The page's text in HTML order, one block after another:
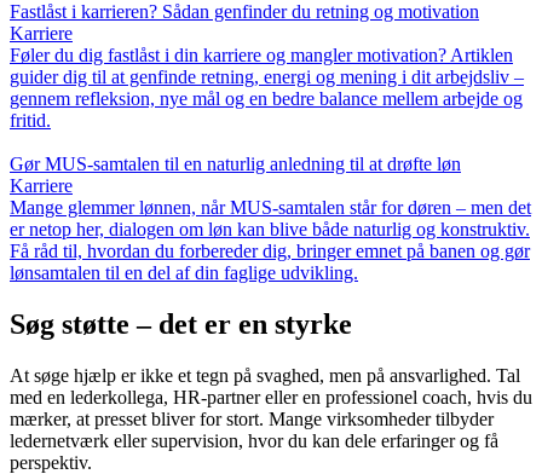
Fastlåst i karrieren? Sådan genfinder du retning og motivation
Karriere
Føler du dig fastlåst i din karriere og mangler motivation? Artiklen
guider dig til at genfinde retning, energi og mening i dit arbejdsliv –
gennem refleksion, nye mål og en bedre balance mellem arbejde og
fritid.
Gør MUS-samtalen til en naturlig anledning til at drøfte løn
Karriere
Mange glemmer lønnen, når MUS-samtalen står for døren – men det
er netop her, dialogen om løn kan blive både naturlig og konstruktiv.
Få råd til, hvordan du forbereder dig, bringer emnet på banen og gør
lønsamtalen til en del af din faglige udvikling.
Søg støtte – det er en styrke
At søge hjælp er ikke et tegn på svaghed, men på ansvarlighed. Tal
med en lederkollega, HR-partner eller en professionel coach, hvis du
mærker, at presset bliver for stort. Mange virksomheder tilbyder
ledernetværk eller supervision, hvor du kan dele erfaringer og få
perspektiv.